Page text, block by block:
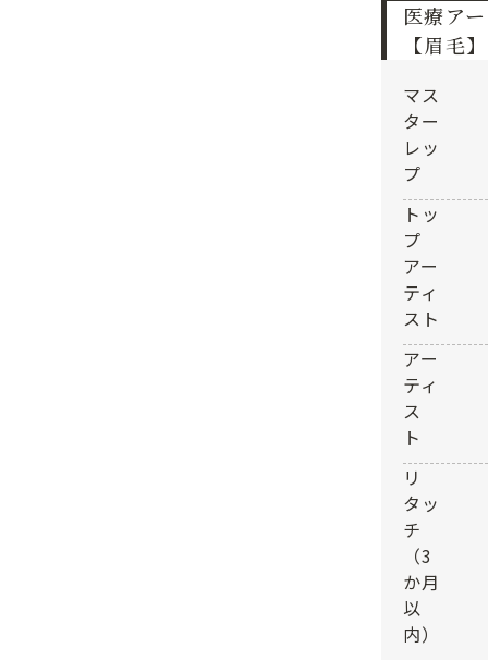
医療ア
【眉毛】
マス
ター
レッ
プ
トッ
プ
アー
ティ
スト
アー
ティ
ス
ト
リ
タッ
チ
（3
か月
以
内）